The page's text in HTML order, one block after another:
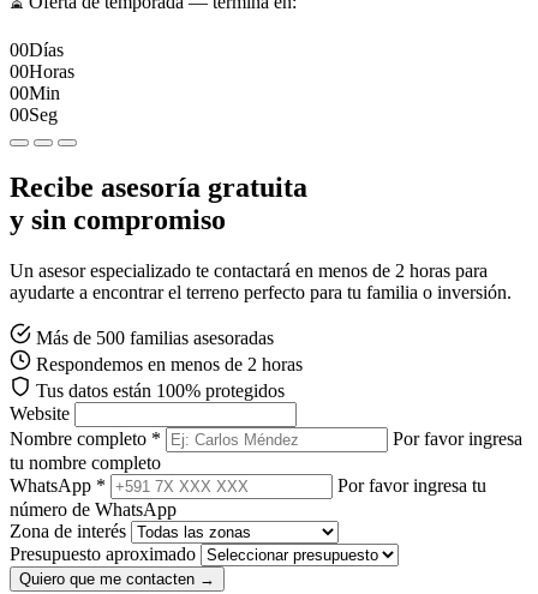
00Días
00Horas
00Min
00Seg
Recibe asesoría gratuita
y sin compromiso
Un asesor especializado te contactará en menos de 2 horas para
ayudarte a encontrar el terreno perfecto para tu familia o inversión.
Más de 500 familias asesoradas
Respondemos en menos de 2 horas
Tus datos están 100% protegidos
Website
Nombre completo *
Por favor ingresa
tu nombre completo
WhatsApp *
Por favor ingresa tu
número de WhatsApp
Zona de interés
Presupuesto aproximado
Quiero que me contacten →